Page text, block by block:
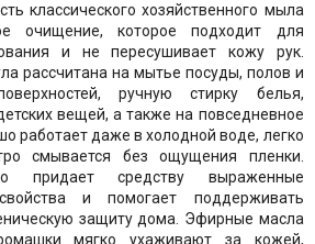
классического хозяйственного мыла
очищение, которое подходит для
и не пересушивает кожу рук.
рассчитана на мытье посуды, полов и
ручную стирку белья,
вещей, а также на повседневное
работает даже в холодной воде, легко
смывается без ощущения пленки.
придает средству выраженные
и помогает поддерживать
защиту дома. Эфирные масла
мягко ухаживают за кожей,